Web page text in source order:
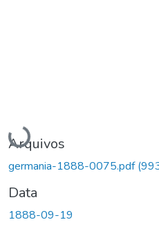
Carregando...
Arquivos
germania-1888-0075.pdf
Data
1888-09-19